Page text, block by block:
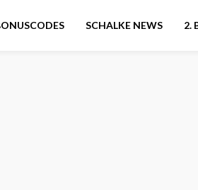
SCHALKE NEWS 2.